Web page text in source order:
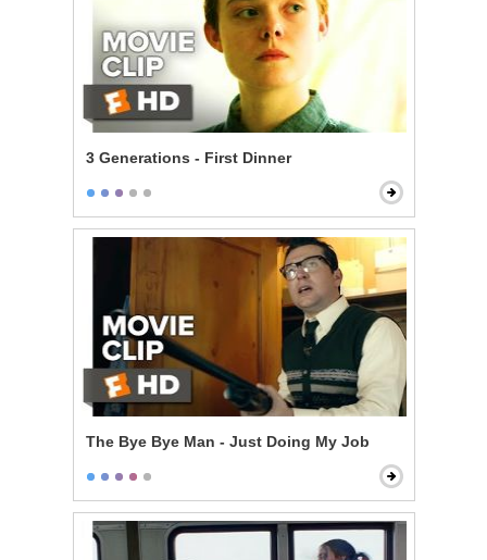
3 Generations - First Dinner
The Bye Bye Man - Just Doing My Job